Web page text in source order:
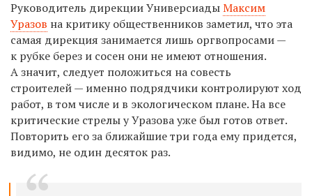
Руководитель дирекции УниверсиадыМаксим
Уразов на критику общественников заметил, что эта
самая дирекция занимается лишь оргвопросами —
к рубке берез и сосен они не имеют отношения.
А значит, следует положиться на совесть
строителей — именно подрядчики контролируют ход
работ, в том числе и в экологическом плане. На все
критические стрелы у Уразова уже был готов ответ.
Повторить его за ближайшие три года ему придется,
видимо, не один десяток раз.